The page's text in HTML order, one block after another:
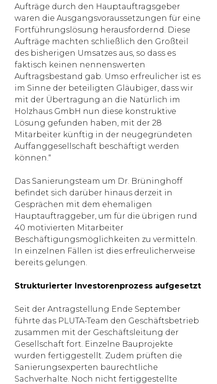
Aufträge durch den Hauptauftragsgeber
waren die Ausgangsvoraussetzungen für eine
Fortführungslösung herausfordernd. Diese
Aufträge machten schließlich den Großteil
des bisherigen Umsatzes aus, so dass es
faktisch keinen nennenswerten
Auftragsbestand gab. Umso erfreulicher ist es
im Sinne der beteiligten Gläubiger, dass wir
mit der Übertragung an die Natürlich im
Holzhaus GmbH nun diese konstruktive
Lösung gefunden haben, mit der 28
Mitarbeiter künftig in der neugegründeten
Auffanggesellschaft beschäftigt werden
können.“
Das Sanierungsteam um Dr. Brüninghoff
befindet sich darüber hinaus derzeit in
Gesprächen mit dem ehemaligen
Hauptauftraggeber, um für die übrigen rund
40 motivierten Mitarbeiter
Beschäftigungsmöglichkeiten zu vermitteln.
In einzelnen Fällen ist dies erfreulicherweise
bereits gelungen.
Strukturierter Investorenprozess aufgesetzt
Seit der Antragstellung Ende September
führte das PLUTA-Team den Geschäftsbetrieb
zusammen mit der Geschäftsleitung der
Gesellschaft fort. Einzelne Bauprojekte
wurden fertiggestellt. Zudem prüften die
Sanierungsexperten baurechtliche
Sachverhalte. Noch nicht fertiggestellte